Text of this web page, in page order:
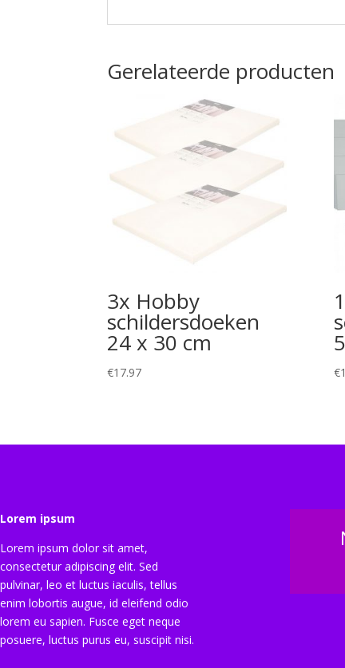
Gerelateerde producten
3x Hobby
schildersdoeken
24 x 30 cm
€17.97 €
Lorem ipsum
Lorem ipsum dolor sit amet,
consectetur adipiscing elit. Sed
pulvinar, leo et luctus iaculis, tellus
enim lobortis augue, id eleifend odio
lorem eu sapien. Fusce eget neque
posuere, luctus purus eu, suscipit nisi.